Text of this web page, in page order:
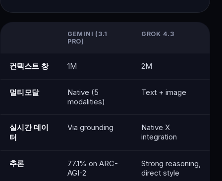
GEMINI (3.1
PRO)
GROK 4.3
컨텍스트 창 1M 2M
멀티모달
Native (5
modalities)
Text + image
실시간 데이
터
Via grounding
Native X
integration
추론
77.1% on ARC-
AGI-2
Strong reasoning,
direct style